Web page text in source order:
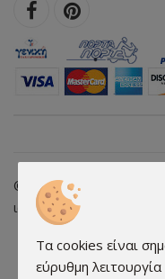
© 2026 dealsshop.gr All
ιστοσελίδων -
Τα cookies είναι
εύρυθμη